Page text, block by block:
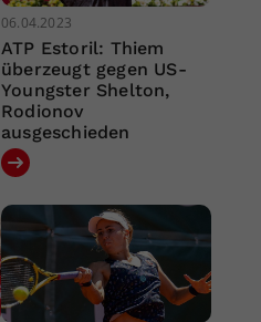
06.04.2023
ATP Estoril: Thiem
überzeugt gegen US-
Youngster Shelton,
Rodionov
ausgeschieden